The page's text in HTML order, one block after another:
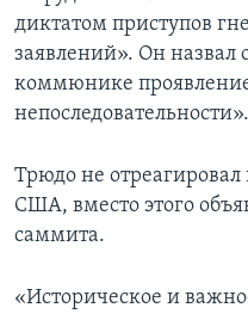
диктатом приступов
заявлений». Он назвал
коммюнике
непоследовательности».
Трюдо не
США, вместо этого
саммита.
«Историческое и